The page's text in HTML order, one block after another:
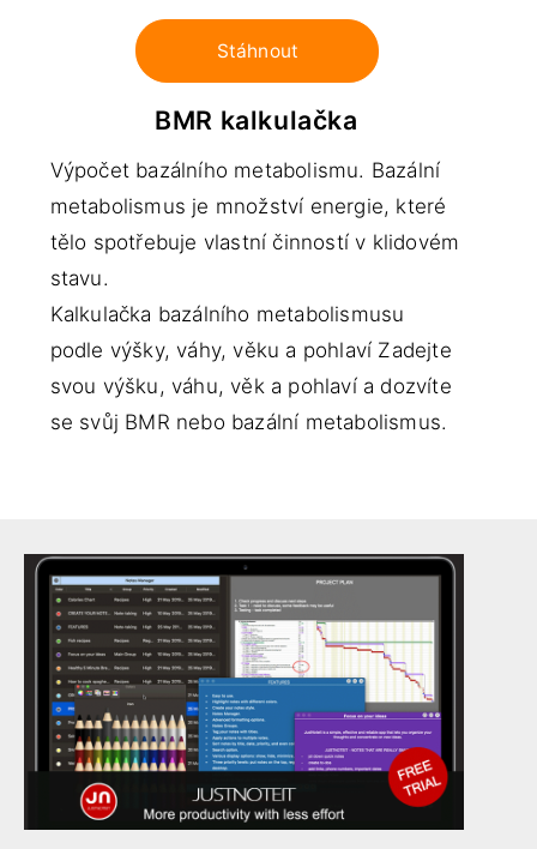
Stáhnout
BMR kalkulačka
Výpočet bazálního metabolismu. Bazální
metabolismus je množství energie, které
tělo spotřebuje vlastní činností v klidovém
stavu.
Kalkulačka bazálního metabolismusu
podle výšky, váhy, věku a pohlaví Zadejte
svou výšku, váhu, věk a pohlaví a dozvíte
se svůj BMR nebo bazální metabolismus.